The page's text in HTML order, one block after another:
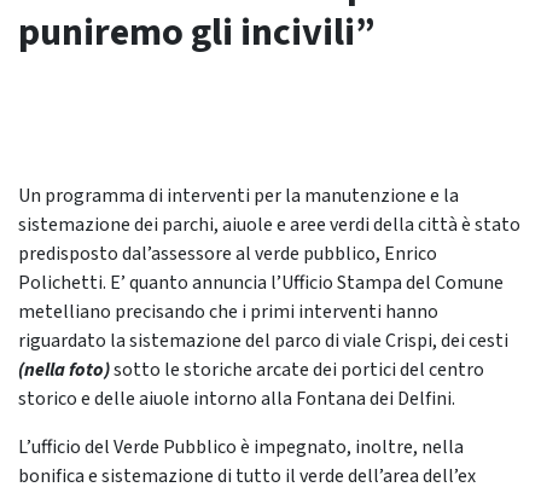
puniremo gli incivili”
Un programma di interventi per la manutenzione e la
sistemazione dei parchi, aiuole e aree verdi della città è stato
predisposto dal’assessore al verde pubblico, Enrico
Polichetti. E’ quanto annuncia l’Ufficio Stampa del Comune
metelliano precisando che i primi interventi hanno
riguardato la sistemazione del parco di viale Crispi, dei cesti
(nella foto)sotto le storiche arcate dei portici del centro
storico e delle aiuole intorno alla Fontana dei Delfini.
L’ufficio del Verde Pubblico è impegnato, inoltre, nella
bonifica e sistemazione di tutto il verde dell’area dell’ex